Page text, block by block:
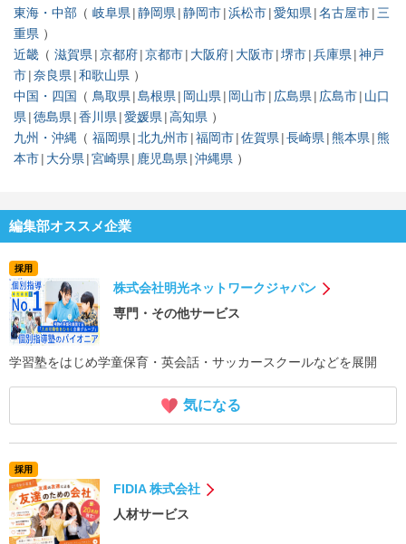
東海・中部
岐阜県 静岡県 静岡市 浜松市 愛知県 名古屋市 三
重県
近畿
滋賀県 京都府 京都市 大阪府 大阪市 堺市 兵庫県 神戸
市 奈良県 和歌山県
中国・四国
鳥取県 島根県 岡山県 岡山市 広島県 広島市 山口
県 徳島県 香川県 愛媛県 高知県
九州・沖縄
福岡県 北九州市 福岡市 佐賀県 長崎県 熊本県 熊
本市 大分県 宮崎県 鹿児島県 沖縄県
編集部オススメ企業
採用
株式会社明光ネットワークジャパン
専門・その他サービス
学習塾をはじめ学童保育・英会話・サッカースクールなどを展開
気になる
採用
FIDIA 株式会社
人材サービス